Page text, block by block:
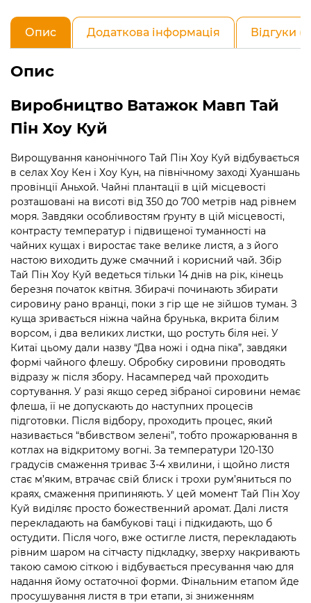
мавп)
кількість
Опис Додаткова інформація Відгуки
Опис
Виробництво Ватажок Мавп Тай
Пін Хоу Куй
Вирощування канонічного Тай Пін Хоу Куй відбувається
в селах Хоу Кен і Хоу Кун, на північному заході Хуаншань
провінції Аньхой. Чайні плантації в цій місцевості
розташовані на висоті від 350 до 700 метрів над рівнем
моря. Завдяки особливостям ґрунту в цій місцевості,
контрасту температур і підвищеної туманності на
чайних кущах і виростає таке велике листя, а з його
настою виходить дуже смачний і корисний чай. Збір
Тай Пін Хоу Куй ведеться тільки 14 днів на рік, кінець
березня початок квітня. Збирачі починають збирати
сировину рано вранці, поки з гір ще не зійшов туман. З
куща зривається ніжна чайна брунька, вкрита білим
ворсом, і два великих листки, що ростуть біля неї. У
Китаї цьому дали назву “Два ножі і одна піка”, завдяки
формі чайного флешу. Обробку сировини проводять
відразу ж після збору. Насамперед чай проходить
сортування. У разі якщо серед зібраної сировини немає
флеша, її не допускають до наступних процесів
підготовки. Після відбору, проходить процес, який
називається “вбивством зелені”, тобто прожарювання в
котлах на відкритому вогні. За температури 120-130
градусів смаження триває 3-4 хвилини, і щойно листя
стає м’яким, втрачає свій блиск і трохи рум’яниться по
краях, смаження припиняють. У цей момент Тай Пін Хоу
Куй виділяє просто божественний аромат. Далі листя
перекладають на бамбукові таці і підкидають, що б
остудити. Після чого, вже остигле листя, перекладають
рівним шаром на сітчасту підкладку, зверху накривають
такою самою сіткою і відбувається пресування чаю для
надання йому остаточної форми. Фінальним етапом йде
просушування листя в три етапи, зі зниженням